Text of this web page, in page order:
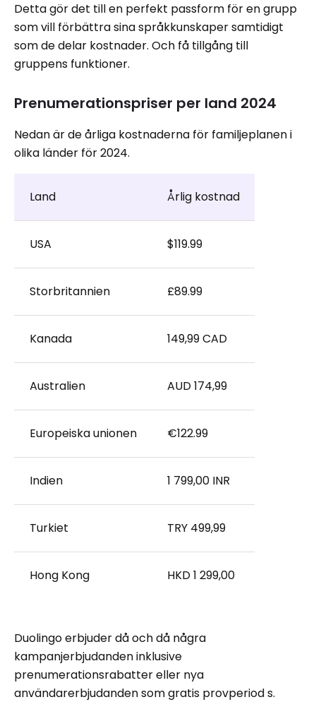
Detta gör det till en perfekt passform för en grupp
som vill förbättra sina språkkunskaper samtidigt
som de delar kostnader. Och få tillgång till
gruppens funktioner.
Prenumerationspriser per land 2024
Nedan är de årliga kostnaderna för familjeplanen i
olika länder för 2024.
Land Årlig kostnad
USA $119.99
Storbritannien £89.99
Kanada 149,99 CAD
Australien AUD 174,99
Europeiska unionen €122.99
Indien 1 799,00 INR
Turkiet TRY 499,99
Hong Kong HKD 1 299,00
Duolingo erbjuder då och då några
kampanjerbjudanden inklusive
prenumerationsrabatter eller nya
användarerbjudanden som gratis provperiod s.